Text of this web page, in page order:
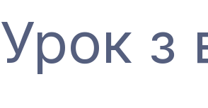
Урок з